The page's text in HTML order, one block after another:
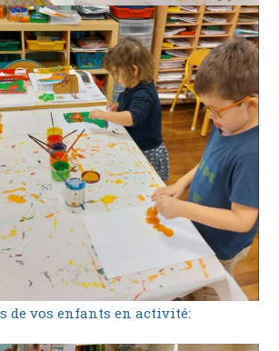
de vos enfants en activité: